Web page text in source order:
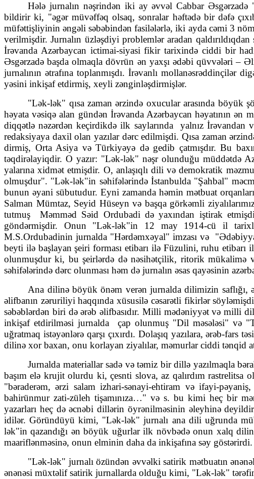
Hələ jurnalın nəşrindən iki ay əvvəl Cabbar
bildirir ki, "əgər müvəffəq olsaq, son­ralar həftədə bir dəfə
müfəttişliyinin əngəli səbəbindən fasilələrlə, iki ay­da cəmi 3
verilmişdir. Jurnalın üzləşdiyi problemlər ara­dan
İrəvanda Azərbaycan ictimai-siyasi fikir ta­rixində cid­di bir
Əsgərzadə başda olmaqla dövrün ən yaxşı ədəbi qüvvələri –
jurnalının ətrafına toplanmışdı. İrəvanlı
yəsini in­kişaf etdirmiş, xeyli zənginləşdirmişlər.
"Lək-lək" qısa zaman ərzində oxucular arasında
həyata vəsiqə alan gündən İrə­vanda Azərbaycan həyatının ən
diqqətlə nəzər­dən keçir­dikdə ilk say­larında yalnız İrəvandan
redaksiyaya daxil olan yazı­lar dərc edilmişdi. Qısa zaman
dir­miş, Orta Asiya və Türkiyəyə də gedib çat­mışdır. Bu
təqdirəla­yiqdir. O yazır: "Lək-lək" nəşr olunduğu müd­dətdə
yalarına xidmət etmişdir. O, an­la­şıqlı dili və demokratik
olmuşdur". "Lək-lək"in səhifələ­rində İs­tan­bulda "Şahbal"
bunun əyani sü­butudur. Eyni zamanda həmin mət­buat
Salman Müm­­taz, Seyid Hü­seyn və başqa görkəmli
tutmuş Məmməd Səid Orduba­di də yaxın­dan iştirak
göndərmişdir. Onun "Lək-lək"in 12 may 1914-cü il ta­rix­li
M.S.Ordubadinin jurnalda "Hərdəmxəyal" imzası və
beyti ilə başlayan şeiri forması etibarı ilə Füzulini, ruhu
olunmuşdur ki, bu şeirlərdə də nəsihətçilik, ritorik mükalimə
səhifələrində dərc olunması həm də jurnalın əsas qayəsinin
Ana dilinə böyük önəm verən jurnalda dilimizin saflığı,
əlifbanın zəruriliyi haqqında xüsusilə cəsarətli fikirlər
səbəblərdən biri də ərəb əlifbasıdır. Milli mədəniyyət və milli
inkişaf etdirilməsi jurnalda çap olunmuş "Dil məsələsi" və
uğratmaq istəyənlərə qarşı çıxırdı. Do­laşıq yazılara, ərəb-fars
dilinə xor baxan, onu korlayan ziyalılar, məmurlar ciddi tənqid
Jurnalda materiallar sadə və təmiz bir dillə yazılmaqla
başım elə kru­jit olurdu ki, çesnti slova, az qalırdım rastrelitsa
"bəraderəm, ərzi salam izhari-sə­nayi-ehtiram və ifayi-
bahirünmur zati-züleh tişamınıza…" və s. bu kimi heç bir
yazarları heç də əcnəbi dillərin öyrənil­məsinin əleyhinə
idilər. Göründüyü kimi, "Lək-lək" jurnalı ana dili uğrunda
lək"in qazandığı ən böyük uğurlar ilk növbədə onun xalq
maarif­lənməsinə, onun elminin daha da inkişafına səy göstərirdi.
"Lək-lək" jurnalı özündən əvvəlki satirik mətbuatın
ənənəsi müx­təlif satirik jurnallarda olduğu kimi, "Lək-lək"